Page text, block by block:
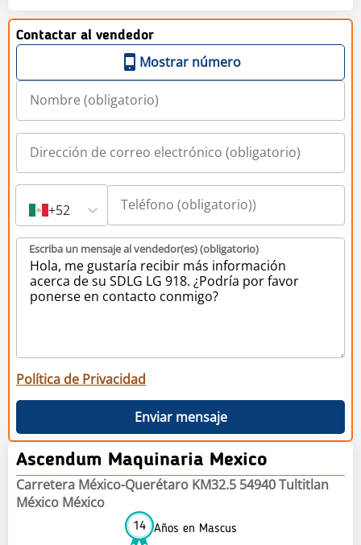
Contactar al vendedor
Mostrar número
+52
Escriba un mensaje al vendedor(es) (obligatorio)
Política de Privacidad
Enviar mensaje
Ascendum Maquinaria Mexico
Carretera México-Querétaro KM32.5 54940 Tultitlan
México México
14 Años en Mascus